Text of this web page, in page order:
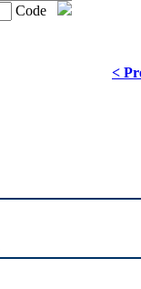
Code
<